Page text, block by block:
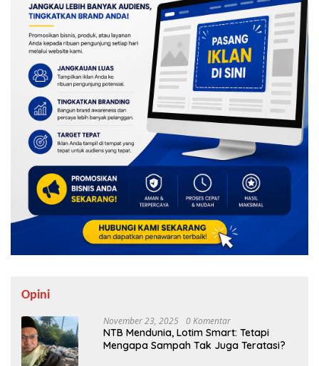
Opini
November 23, 2025 0 Komentar
NTB Mendunia, Lotim Smart: Tetapi
Mengapa Sampah Tak Juga Teratasi?